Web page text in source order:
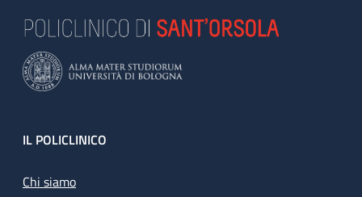
Footer
IL POLICLINICO
Chi siamo